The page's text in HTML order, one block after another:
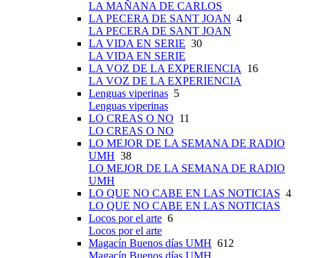
LA MAÑANA DE CARLOS
LA PECERA DE SANT JOAN 4
LA PECERA DE SANT JOAN
LA VIDA EN SERIE 30
LA VIDA EN SERIE
LA VOZ DE LA EXPERIENCIA
16
LA VOZ DE LA EXPERIENCIA
Lenguas viperinas 5
Lenguas viperinas
LO CREAS O NO 11
LO CREAS O NO
LO MEJOR DE LA SEMANA DE RADIO
UMH 38
LO MEJOR DE LA SEMANA DE RADIO
UMH
LO QUE NO CABE EN LAS NOTICIAS 4
LO QUE NO CABE EN LAS NOTICIAS
Locos por el arte 6
Locos por el arte
Magacín Buenos días UMH 612